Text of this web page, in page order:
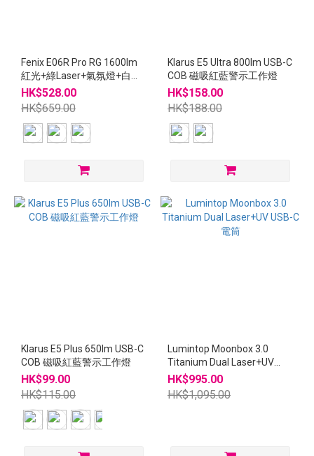
Fenix E06R Pro RG 1600lm
紅光+綠Laser+氣氛燈+白光
USB-C充電 電筒
HK$528.00
HK$659.00
Klarus E5 Ultra 800lm USB-C
COB 磁吸紅藍警示工作燈
HK$158.00
HK$188.00
Klarus E5 Plus 650lm USB-C
COB 磁吸紅藍警示工作燈
HK$99.00
HK$115.00
Lumintop Moonbox 3.0
Titanium Dual Laser+UV
USB-C電筒
HK$995.00
HK$1,095.00